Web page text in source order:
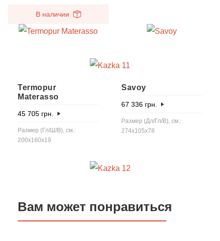
В наличии
Termopur
Materasso
45 705 грн.
Размер (Гл/Ш/В), см.:
200x160x19
Savoy
67 336 грн.
Размер (Дл/Гл/В), см.:
274x105x78
Вам может понравиться